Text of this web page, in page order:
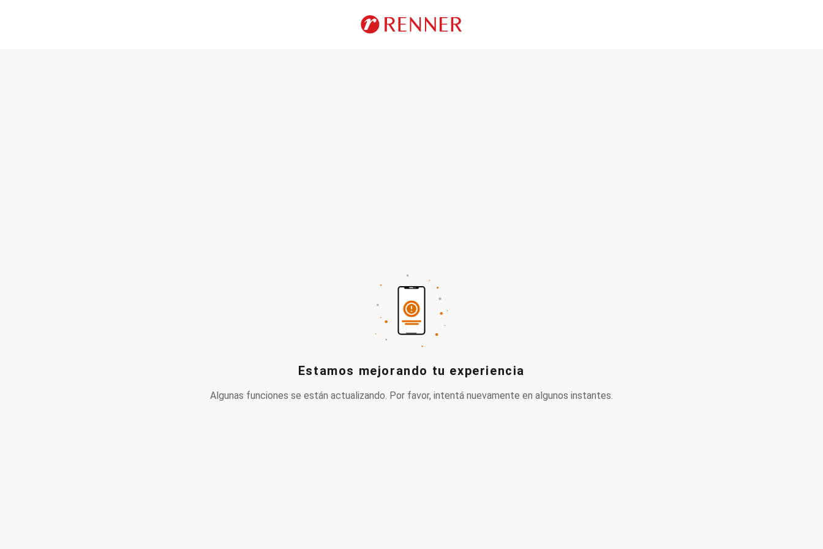
Estamos mejorando tu experiencia
Algunas funciones se están actualizando. Por favor, intentá nuevamente en algunos instantes.